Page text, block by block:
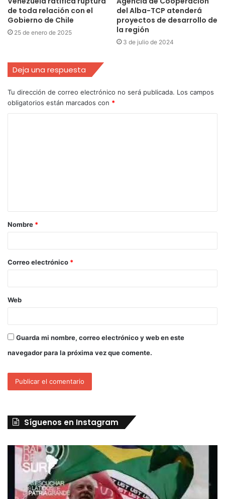
de toda relación con el
Gobierno de Chile
25 de enero de 2025
del Alba-TCP atenderá
proyectos de desarrollo de
la región
3 de julio de 2024
Deja una respuesta
Tu dirección de correo electrónico no será publicada. Los campos
obligatorios están marcados con *
Nombre *
Correo electrónico *
Web
Guarda mi nombre, correo electrónico y web en este
navegador para la próxima vez que comente.
Síguenos en Instagram